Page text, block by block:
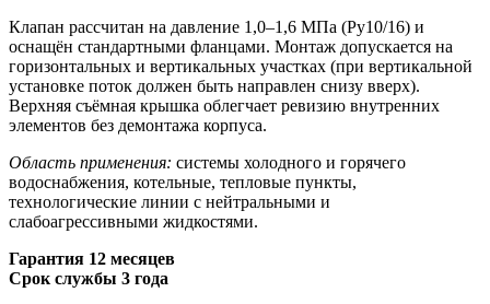
Клапан рассчитан на давление 1,0–1,6 МПа (Ру10/16) и
оснащён стандартными фланцами. Монтаж допускается на
горизонтальных и вертикальных участках (при вертикальной
установке поток должен быть направлен снизу вверх).
Верхняя съёмная крышка облегчает ревизию внутренних
элементов без демонтажа корпуса.
Область применения: системы холодного и горячего
водоснабжения, котельные, тепловые пункты,
технологические линии с нейтральными и
слабоагрессивными жидкостями.
Гарантия 12 месяцев
Срок службы 3 года